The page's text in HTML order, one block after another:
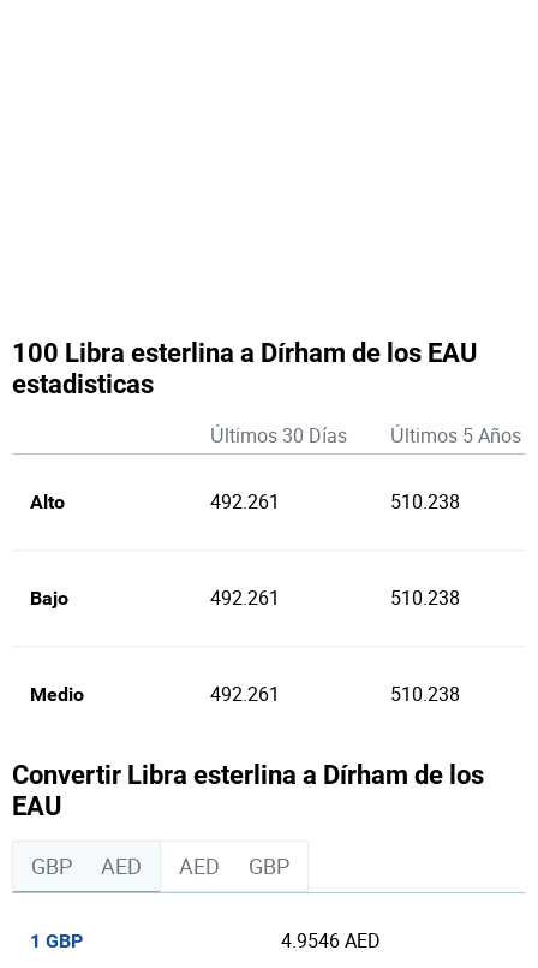
100 Libra esterlina a Dírham de los EAU
estadisticas
Últimos 30 Días Últimos 5 Años
Alto 492.261 510.238
Bajo 492.261 510.238
Medio 492.261 510.238
Convertir Libra esterlina a Dírham de los
EAU
GBP AED AED GBP
1 GBP 4.9546 AED